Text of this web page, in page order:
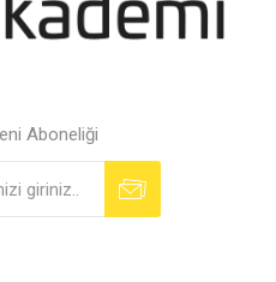
Aboneliği